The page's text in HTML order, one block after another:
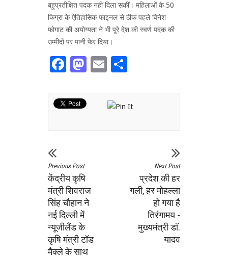
बहुप्रतीक्षित पदक नहीं दिला सकीं। महिलाओं के 50
किग्रा के ऐतिहासिक फाइनल से ठीक पहले विनेश
फोगाट की अयोग्यता ने भी पूरे देश की स्वर्ण पदक की
उम्मीदों पर पानी फेर दिया।
Facebook
Mastodon
Email
Previous Post
केंद्रीय कृषि
मंत्री शिवराज
सिंह चौहान ने
नई दिल्ली में
न्यूजीलैंड के
कृषि मंत्री टॉड
मैक्ले के साथ
Next Post
प्रदेश की हर
गली, हर मोहल्ला
हो गया है
तिरंगामय -
मुख्यमंत्री डॉ.
यादव